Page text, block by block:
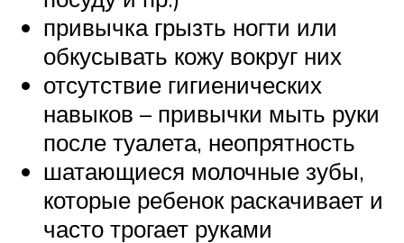
привычка грызть ногти или
обкусывать кожу вокруг них
отсутствие гигиенических
навыков – привычки мыть руки
после туалета, неопрятность
шатающиеся молочные зубы,
которые ребенок раскачивает и
часто трогает руками